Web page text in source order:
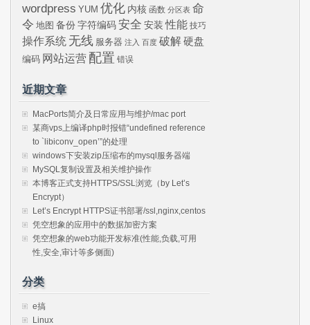
wordpress YUM 优化 内核 函数 分区表 命
令 地图 备份 字符编码 安全 安装 性能 技巧
操作系统 无线 服务器 注入 百度 破解硬盘
编码 网站运营 配置 错误
近期文章
MacPorts简介及日常应用与维护/mac port
某商vps上编译php时报错“undefined reference
to `libiconv_open’”的处理
windows下安装zip压缩布的mysql服务器端
MySQL复制设置及相关维护操作
本博客正式支持HTTPS/SSL浏览（by Let’s
Encrypt）
Let’s Encrypt HTTPS证书部署/ssl,nginx,centos
凭空想象的应用中的数据加密方案
凭空想象的web功能开发标准(性能,负载,可用
性,安全,审计等多侧面)
分类
e搞
Linux